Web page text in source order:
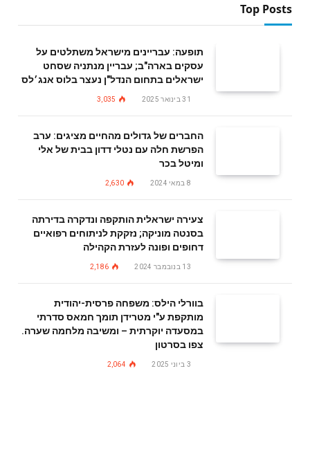
Top Posts
תופעה: עבריינים מישראל משתלטים על
עסקים בארה"ב; עבריין מנתניה שסחט
ישראלים בתחום הנדל"ן נעצר בלוס אנג׳לס
31 בינואר 2025 3,035
החברים של גדולים מהחיים מציגים: ערב
הפרשת חלה עם נטלי דדון בבית של אלי
ומיטל בכר
8 במאי 2024 2,630
צעירה ישראלית הותקפה ונדקרה בדירתה
בסנטה מוניקה; נזקקת לניתוחים רפואיים
דחופים ופונה לעזרת הקהילה
13 בנובמבר 2024 2,186
בוורלי הילס: משפחה פרסית-יהודית
מותקפת ע"י מטרידן תומך חמאס סדרתי
במסעדה יוקרתית – ומשיבה מלחמה שערה.
צפו בסרטון
3 ביוני 2025 2,064